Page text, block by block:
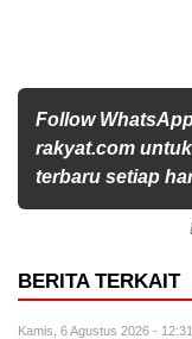
Follow
rakyat.com
terbaru setiap
BERITA TERKAIT
Kamis, 6 Agustus 2026 -